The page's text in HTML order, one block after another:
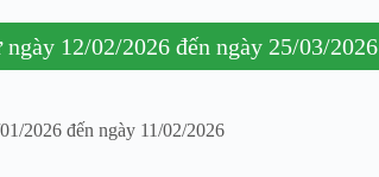
12/02/2026 đến ngày 25/03/2026
2026 đến ngày 11/02/2026